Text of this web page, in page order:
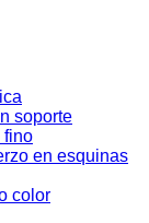
soporte
fino
en esquinas
color